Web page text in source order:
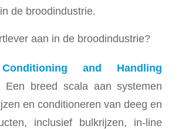
de broodindustrie.
aan in de broodindustrie?
and Handling
Een breed scala aan systemen
en conditioneren van deeg en
inclusief bulkrijzen, in-line